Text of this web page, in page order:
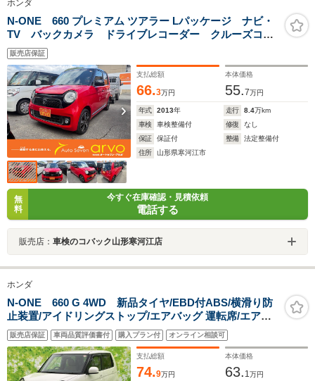
ホンダ
N-ONE 660 プレミアム ツアラー Lパッケージ ナビ・
TV バックカメラ ドライブレコーダー クルーズコン
トロール フロントフォグランプ 純正アルミホイー
ル オートライト スマートキー プッシュスタート
販売店保証
支払総額
66.3万円
本体価格
55.7万円
年式 2013年 走行 8.4万km
車検
車検整備付 修復
なし
保証
保証付 整備
法定整備付
住所
山形県寒河江市
無
料
今すぐ在庫確認・見積依頼
電話する
販売店： 車検のコバック山形寒河江店
ホンダ
N-ONE 660 G 4WD 新品タイヤ/EBD付ABS/横滑り防
止装置/アイドリングストップ/エアバッグ 運転席/エアバ
ッグ 助手席/パワーウインドウ/エンジンスタートボタン/
キーレスエントリー/オートエアコン
販売店保証 車両品質評価書付 購入プラン付 オンライン相談可
支払総額
74.9万円
本体価格
63. 1万円